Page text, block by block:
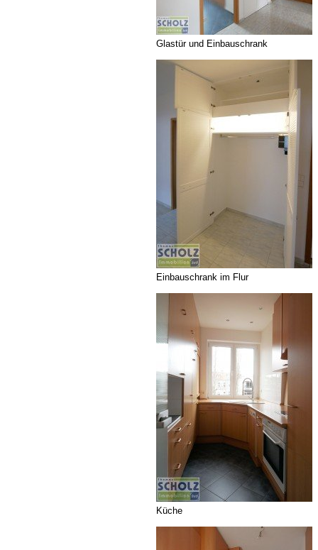
Glastür und Einbauschrank
Einbauschrank im Flur
Küche